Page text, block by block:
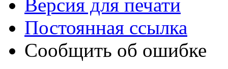
Версия для печати
Постоянная ссылка
Сообщить об ошибке